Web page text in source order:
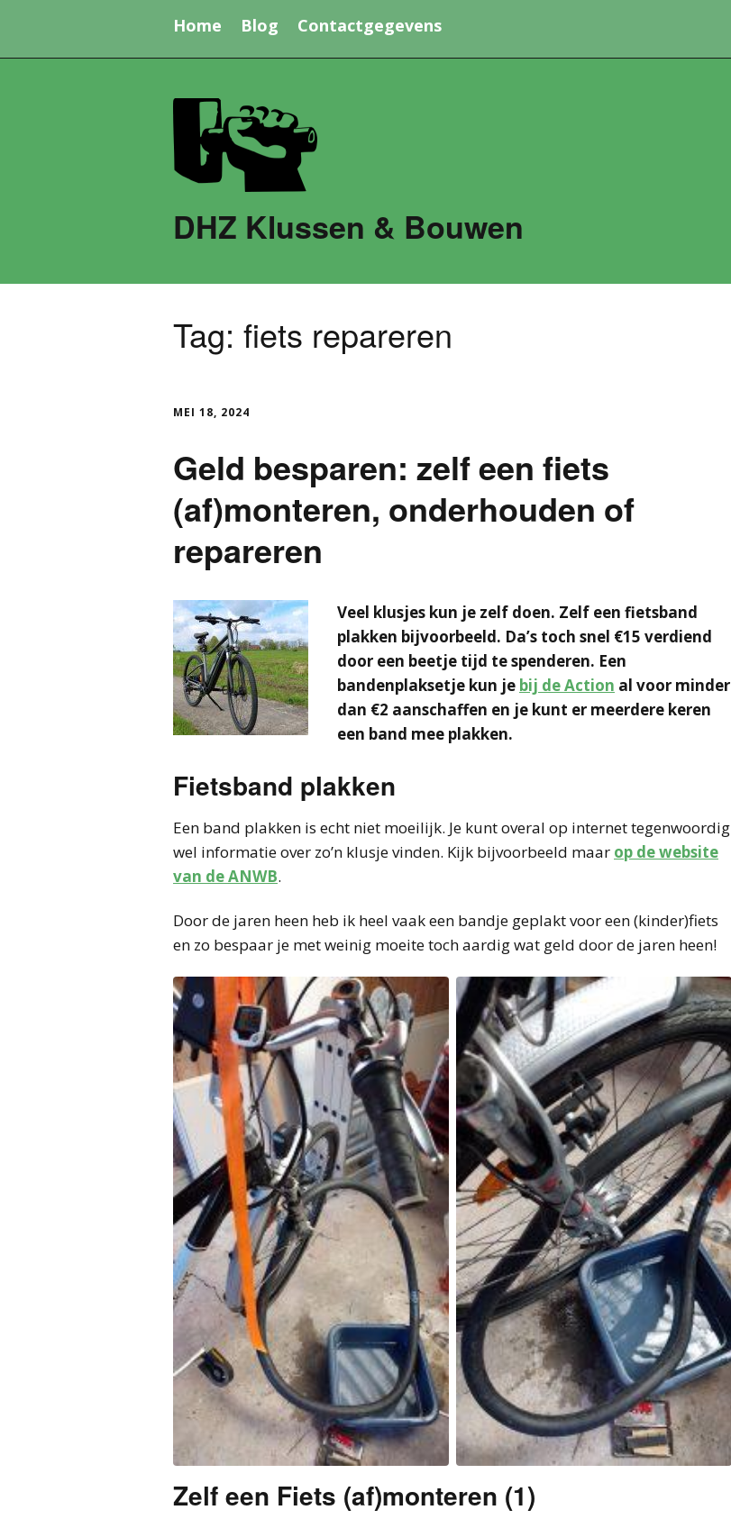
Home Blog Contactgegevens
DHZ Klussen & Bouwen
Tag: fiets repareren
MEI 18, 2024
Geld besparen: zelf een fiets
(af)monteren, onderhouden of
repareren
Veel klusjes kun je zelf doen. Zelf een fietsband
plakken bijvoorbeeld. Da’s toch snel €15 verdiend
door een beetje tijd te spenderen. Een
bandenplaksetje kun je bij de Action al voor minder
dan €2 aanschaffen en je kunt er meerdere keren
een band mee plakken.
Fietsband plakken
Een band plakken is echt niet moeilijk. Je kunt overal op internet tegenwoordig
wel informatie over zo’n klusje vinden. Kijk bijvoorbeeld maar op de website
van de ANWB.
Door de jaren heen heb ik heel vaak een bandje geplakt voor een (kinder)fiets
en zo bespaar je met weinig moeite toch aardig wat geld door de jaren heen!
Zelf een Fiets (af)monteren (1)